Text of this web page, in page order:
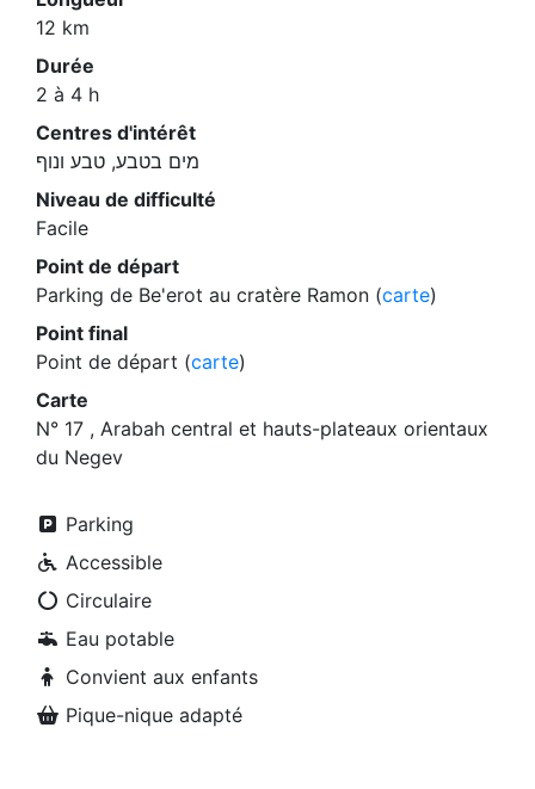
12 km
Durée
2 à 4 h
Centres d'intérêt
מים בטבע, טבע ונוף
Niveau de difficulté
Facile
Point de départ
Parking de Be'erot au cratère Ramon (carte)
Point final
Point de départ (carte)
Carte
N° 17 , Arabah central et hauts-plateaux orientaux
du Negev
Parking
Accessible
Circulaire
Eau potable
Convient aux enfants
Pique-nique adapté